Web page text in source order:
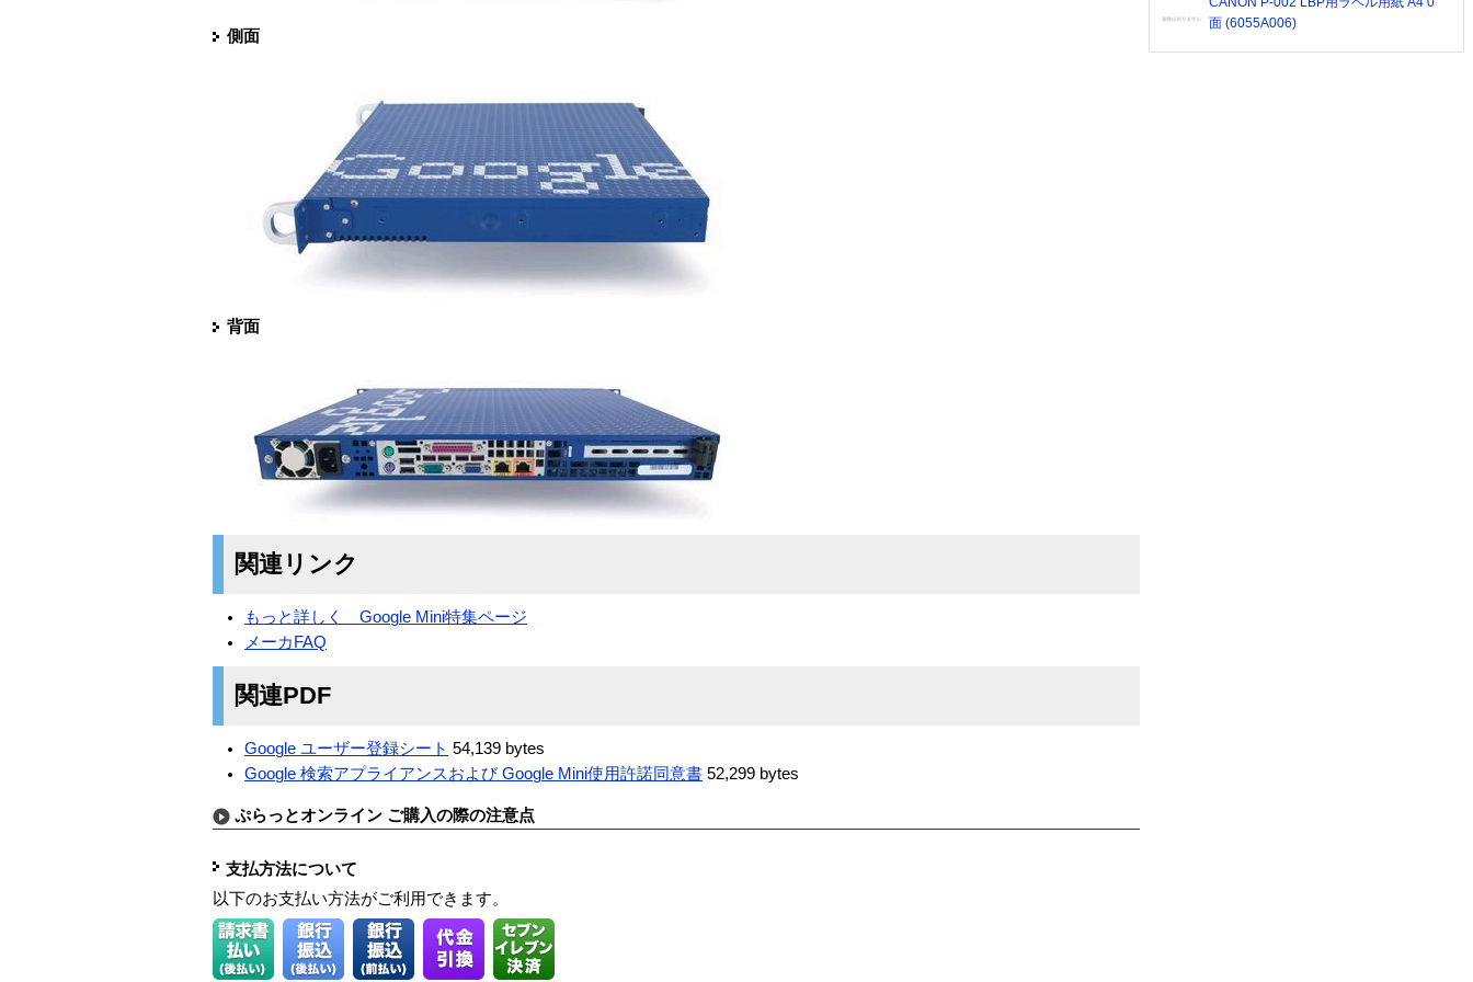
側面
背面
関連リンク
もっと詳しく Google Mini特集ページ
メーカFAQ
関連PDF
Google ユーザー登録シート 54,139 bytes
Google 検索アプライアンスおよび Google Mini使用許諾同意書 52,299 bytes
ぷらっとオンライン ご購入の際の注意点
支払方法について
以下のお支払い方法がご利用できます。
面 (6055A006)